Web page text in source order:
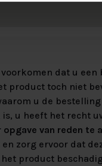
voorkomen dat u
product toch niet
u de
is, u heeft het recht
van reden te
zorg ervoor dat
product